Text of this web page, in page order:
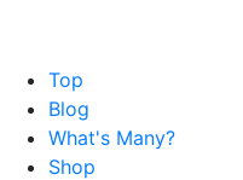
Top
Blog
What's Many?
Shop